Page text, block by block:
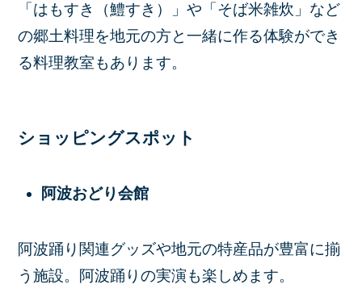
「はもすき（鱧すき）」や「そば米雑炊」など
の郷土料理を地元の方と一緒に作る体験ができ
る料理教室もあります。
ショッピングスポット
阿波おどり会館
阿波踊り関連グッズや地元の特産品が豊富に揃
う施設。阿波踊りの実演も楽しめます。